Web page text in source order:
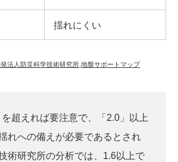
揺れにくい
法人防災科学技術研究所 地盤サポートマップ
超えれば要注意で、「2.0」以上
れへの備えが必要であるとされ
術研究所の分析では、1.6以上で